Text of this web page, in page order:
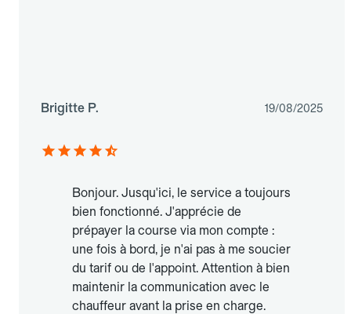
Brigitte P. 19/08/2025
Bonjour. Jusqu'ici, le service a toujours
bien fonctionné. J'apprécie de
prépayer la course via mon compte :
une fois à bord, je n'ai pas à me soucier
du tarif ou de l'appoint. Attention à bien
maintenir la communication avec le
chauffeur avant la prise en charge.